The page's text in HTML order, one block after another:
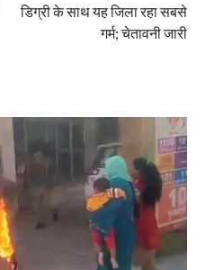
डिग्री के साथ यह जिला रहा सबसे
गर्म; चेतावनी जारी